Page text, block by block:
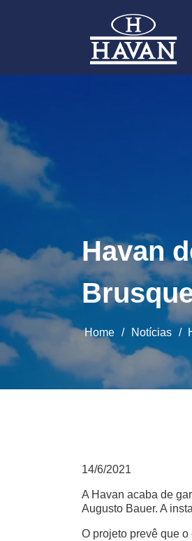
Havan
Home / Notícias /
14/6/2021
A Havan acaba de
Augusto Bauer. A
O projeto prevê que